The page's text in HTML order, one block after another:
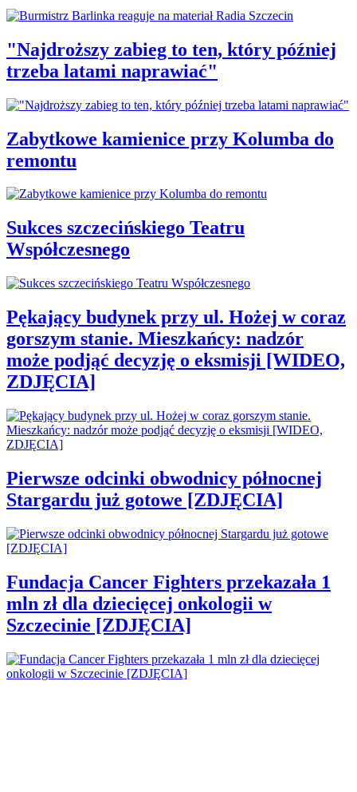
"Najdroższy zabieg to ten, który później
trzeba latami naprawiać"
Zabytkowe kamienice przy Kolumba do
remontu
Sukces szczecińskiego Teatru
Współczesnego
Pękający budynek przy ul. Hożej w coraz
gorszym stanie. Mieszkańcy: nadzór
może podjąć decyzję o eksmisji [WIDEO,
ZDJĘCIA]
Pierwsze odcinki obwodnicy północnej
Stargardu już gotowe [ZDJĘCIA]
Fundacja Cancer Fighters przekazała 1
mln zł dla dziecięcej onkologii w
Szczecinie [ZDJĘCIA]